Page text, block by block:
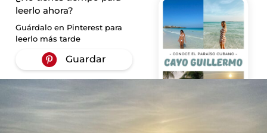
leerlo ahora?
Guárdalo en Pinterest para
leerlo más tarde